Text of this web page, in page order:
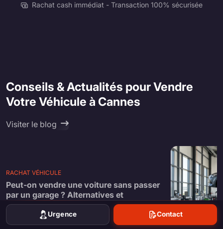
Rachat cash immédiat - Transaction 100% sécurisée
Conseils & Actualités pour Vendre
Votre Véhicule à Cannes
Visiter le blog
RACHAT VÉHICULE
Peut-on vendre une voiture sans passer
par un garage ? Alternatives et
démarches
8 juin 2026 13:02
Urgence Contact